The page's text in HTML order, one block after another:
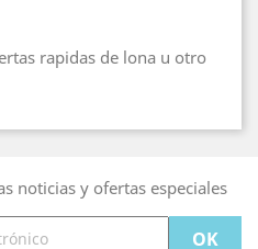
rapidas de lona u otro
noticias y ofertas especiales